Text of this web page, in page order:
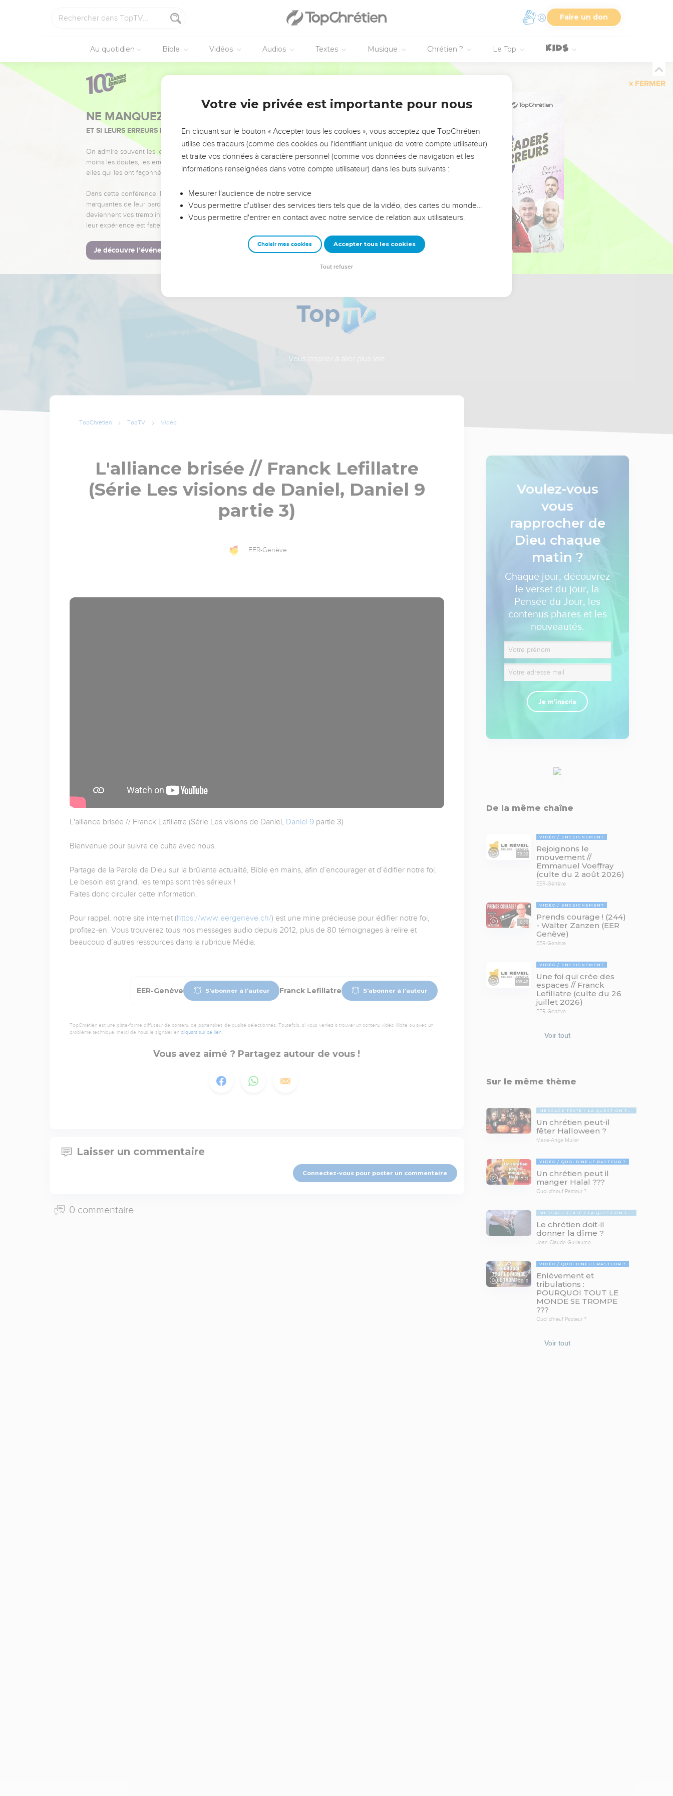
Faire un don
Au quotidien Bible Vidéos Audios Textes Musique Chrétien ? Le Top
FERMER
NE MANQUEZ PAS L’ÉVÉNEMENT DE L’ANNÉE !
ET SI LEURS ERREURS POUVAIENT VOUS ÉVITER LES VOTRES ?
On admire souvent les leaders pour leurs réussites, leur impact, leur foi ou leur vision. Mais on voit
moins les doutes, les erreurs et les saisons difficiles qu'ils ont traversés, alors même que ce sont
elles qui les ont façonnés.
Dans cette conférence, leaders, entrepreneurs, et responsables reviennent sur les erreurs
marquantes de leur parcours et les clés pour avancer avec plus de sagesse afin que leurs erreurs
deviennent vos tremplins. Que vous guidiez un ministère, une équipe, un groupe ou une famille,
leur expérience est faite pour vous.
Je découvre l’événement
Vous inspirer à aller plus loin
TopChrétien TopTV Vidéo
L'alliance brisée // Franck Lefillatre
(Série Les visions de Daniel, Daniel 9
partie 3)
EER-Genève
L'alliance brisée // Franck Lefillatre (Série Les visions de Daniel, Daniel 9partie 3)
Bienvenue pour suivre ce culte avec nous.
Partage de la Parole de Dieu sur la brûlante actualité, Bible en mains, afin d’encourager et d’édifier notre foi.
Le besoin est grand, les temps sont très sérieux !
Faites donc circuler cette information.
Pour rappel, notre site internet (https://www.eergeneve.ch/) est une mine précieuse pour édifier notre foi,
profitez-en. Vous trouverez tous nos messages audio depuis 2012, plus de 80 témoignages à relire et
beaucoup d’autres ressources dans la rubrique Média.
EER-Genève S'abonner à l'auteur Franck Lefillatre S'abonner à l'auteur
TopChrétien est une plate-forme diffuseur de contenu de partenaires de qualité sélectionnés. Toutefois, si vous veniez à trouver un contenu vidéo illicite ou avec un
problème technique, merci de nous le signaler en cliquant sur ce lien.
Vous avez aimé ? Partagez autour de vous !
Laisser un commentaire
Connectez-vous pour poster un commentaire
0 commentaire
Voulez-vous
vous
rapprocher de
Dieu chaque
matin ?
Chaque jour, découvrez
le verset du jour, la
Pensée du Jour, les
contenus phares et les
nouveautés.
Je m'inscris
De la même chaîne
73:29
VIDÉO ENSEIGNEMENT
Rejoignons le
mouvement //
Emmanuel Voeffray
(culte du 2 août 2026)
EER-Genève
10:35
VIDÉO ENSEIGNEMENT
Prends courage ! (244)
- Walter Zanzen (EER
Genève)
EER-Genève
103:48
VIDÉO ENSEIGNEMENT
Une foi qui crée des
espaces // Franck
Lefillatre (culte du 26
juillet 2026)
EER-Genève
Voir tout
Sur le même thème
MESSAGE TEXTE LA QUESTION TABOUE
Un chrétien peut-il
fêter Halloween ?
Marie-Ange Muller
17:21
VIDÉO QUOI D'NEUF PASTEUR ?
Un chrétien peut il
manger Halal ???
Quoi d'neuf Pasteur ?
MESSAGE TEXTE LA QUESTION TABOUE
Le chrétien doit-il
donner la dîme ?
Jean-Claude Guillaume
78:19
VIDÉO QUOI D'NEUF PASTEUR ?
Enlèvement et
tribulations :
POURQUOI TOUT LE
MONDE SE TROMPE
???
Quoi d'neuf Pasteur ?
Voir tout
Votre vie privée est importante pour nous
En cliquant sur le bouton « Accepter tous les cookies », vous acceptez que TopChrétien
utilise des traceurs (comme des cookies ou l'identifiant unique de votre compte utilisateur)
et traite vos données à caractère personnel (comme vos données de navigation et les
informations renseignées dans votre compte utilisateur) dans les buts suivants :
Mesurer l'audience de notre service
Vous permettre d'utiliser des services tiers tels que de la vidéo, des cartes du monde…
Vous permettre d'entrer en contact avec notre service de relation aux utilisateurs.
Choisir mes cookies Accepter tous les cookies
Tout refuser